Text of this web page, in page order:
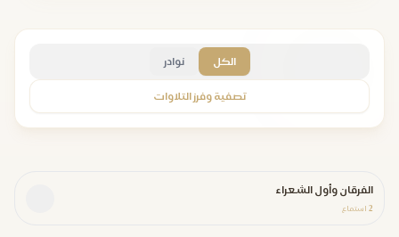
الكل نوادر
تصفية وفرز التلاوات
الفرقان وأول الشعراء
2 استماع